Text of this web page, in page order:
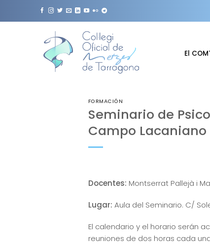
El
FORMACIÓN
Seminario de
Campo Lacaniano
Docentes: Montserrat Pallejà i
Lugar: Aula del Seminario. C/
El calendario y el horario serán
reuniones de dos horas cada